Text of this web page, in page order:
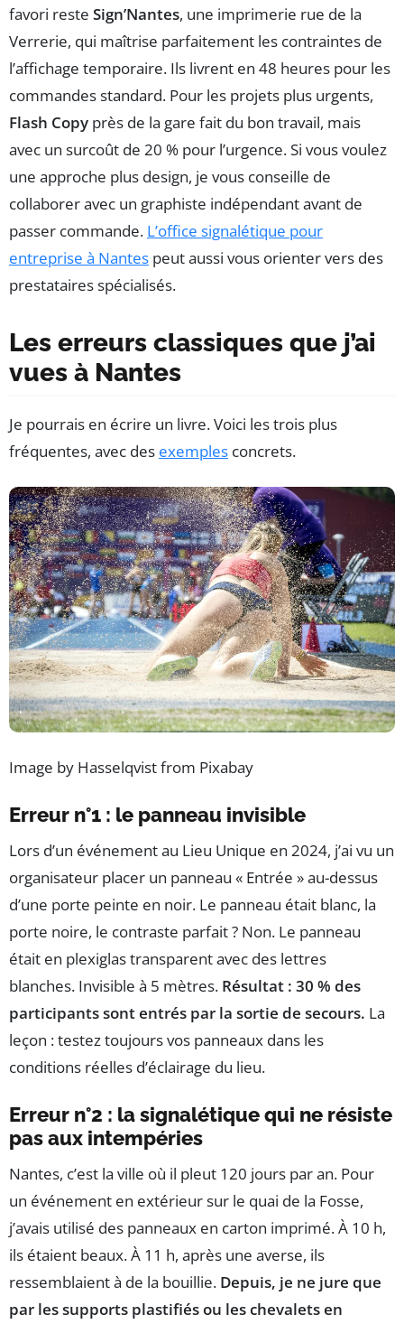
favori reste Sign’Nantes, une imprimerie rue de la
Verrerie, qui maîtrise parfaitement les contraintes de
l’affichage temporaire. Ils livrent en 48 heures pour les
commandes standard. Pour les projets plus urgents,
Flash Copy près de la gare fait du bon travail, mais
avec un surcoût de 20 % pour l’urgence. Si vous voulez
une approche plus design, je vous conseille de
collaborer avec un graphiste indépendant avant de
passer commande. L’office signalétique pour
entreprise à Nantes peut aussi vous orienter vers des
prestataires spécialisés.
Les erreurs classiques que j’ai
vues à Nantes
Je pourrais en écrire un livre. Voici les trois plus
fréquentes, avec des exemples concrets.
Image by Hasselqvist from Pixabay
Erreur n°1 : le panneau invisible
Lors d’un événement au Lieu Unique en 2024, j’ai vu un
organisateur placer un panneau « Entrée » au-dessus
d’une porte peinte en noir. Le panneau était blanc, la
porte noire, le contraste parfait ? Non. Le panneau
était en plexiglas transparent avec des lettres
blanches. Invisible à 5 mètres. Résultat : 30 % des
participants sont entrés par la sortie de secours. La
leçon : testez toujours vos panneaux dans les
conditions réelles d’éclairage du lieu.
Erreur n°2 : la signalétique qui ne résiste
pas aux intempéries
Nantes, c’est la ville où il pleut 120 jours par an. Pour
un événement en extérieur sur le quai de la Fosse,
j’avais utilisé des panneaux en carton imprimé. À 10 h,
ils étaient beaux. À 11 h, après une averse, ils
ressemblaient à de la bouillie. Depuis, je ne jure que
par les supports plastifiés ou les chevalets en